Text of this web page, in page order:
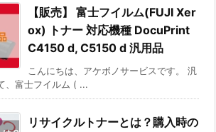
【販売】 富士フイルム(FUJI Xer
ox) トナー 対応機種 DocuPrint
C4150 d, C5150 d 汎用品
こんにちは、アケボノサービスです。 汎
、富士フイルム ( ...
リサイクルトナーとは？購入時の